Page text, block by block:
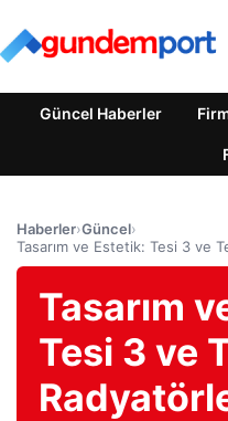
Güncel Haberler
Haberler›Güncel›
Tasarım ve Estetik: Tesi 3 ve
Tasarım
Tesi 3 ve